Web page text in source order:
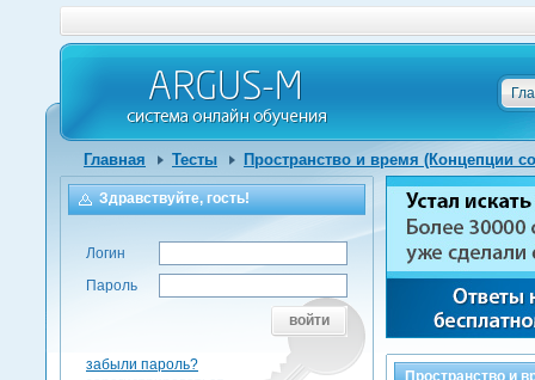
Главная Тесты Пространство и время (Концепции
Пространство и
Здравствуйте, гость!
Логин
Пароль
войти
забыли пароль?